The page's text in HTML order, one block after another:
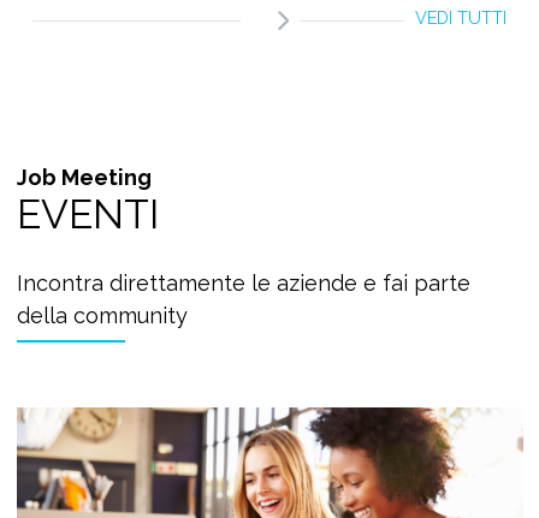
VEDI TUTTI
Job Meeting
EVENTI
Incontra direttamente le aziende e fai parte
della community